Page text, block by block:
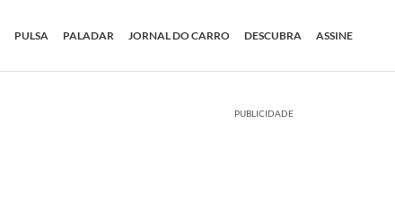
PULSA PALADAR JORNAL DO CARRO DESCUBRA ASSINE
PUBLICIDADE